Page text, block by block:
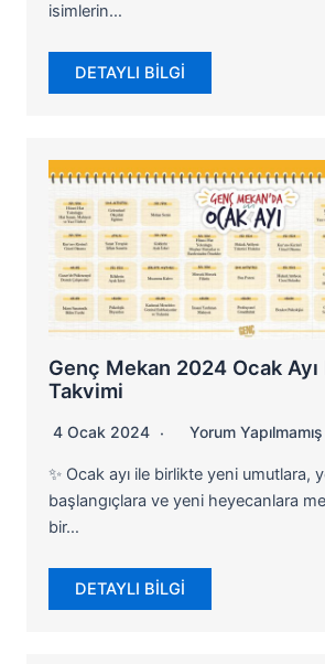
isimlerin…
DETAYLI BİLGİ
Genç Mekan 2024 Ocak
Takvimi
4 Ocak 2024 Yorum Yapılmamış
✨ Ocak ayı ile birlikte yeni umutlara,
başlangıçlara ve yeni heyecanlara
bir…
DETAYLI BİLGİ